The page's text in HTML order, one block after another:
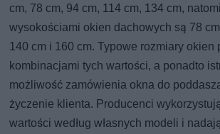
cm, 78 cm, 94 cm, 114 cm, 134 cm,
wysokościami okien dachowych są 78
140 cm i 160 cm. Typowe rozmiary okien
kombinacjami tych wartości, a ponadto
możliwość zamówienia okna do
życzenie klienta. Producenci
wartości według własnych modeli i